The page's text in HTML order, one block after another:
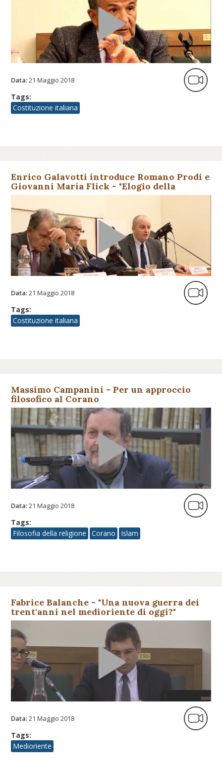
Data:21 Maggio 2018
Tags:
Costituzione italiana
Enrico Galavotti introduce Romano Prodi e
Giovanni Maria Flick - "Elogio della
Costituzione"
Data:21 Maggio 2018
Tags:
Costituzione italiana
Massimo Campanini - Per un approccio
filosofico al Corano
Data:21 Maggio 2018
Tags:
Filosofia della religione
Corano Islam
Fabrice Balanche - "Una nuova guerra dei
trent'anni nel medioriente di oggi?"
Data:21 Maggio 2018
Tags:
Medioriente